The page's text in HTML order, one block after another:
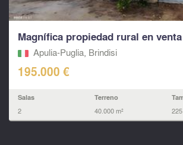
Magnífica propiedad rural en venta
Apulia-Puglia, Brindisi
195.000 €
Salas
2
Terreno
40.000 m²